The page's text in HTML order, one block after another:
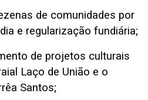
de comunidades por
e regularização fundiária;
de projetos culturais
Laço de União e o
Santos;